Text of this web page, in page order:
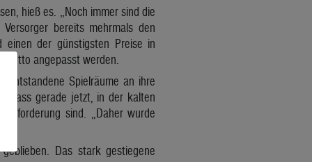
hieß es. „Noch immer sind die
bereits mehrmals den
der günstigsten Preise in
netto angepasst werden.
entstandene Spielräume an ihre
dass gerade jetzt, in der kalten
sind. „Daher wurde
Das stark gestiegene